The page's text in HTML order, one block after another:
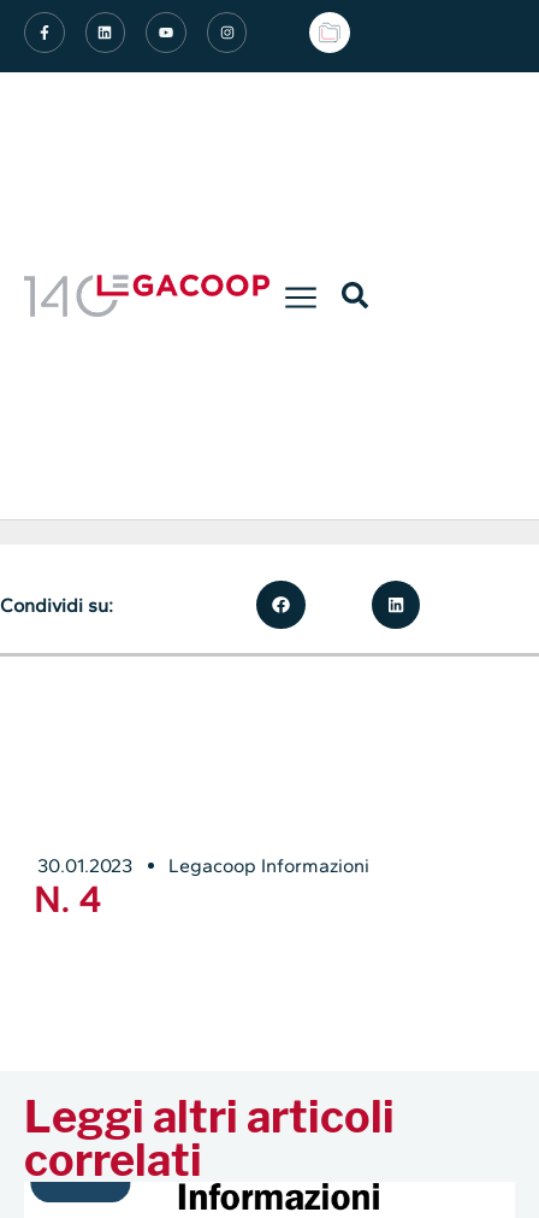
30.01.2023 Legacoop Informazioni
N. 4
Condividi su:
Leggi altri articoli
correlati